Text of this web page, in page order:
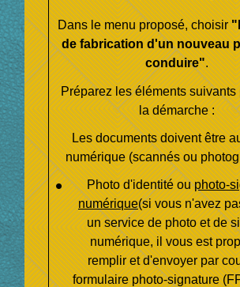
Dans le menu proposé, choisir
de fabrication d'un nouveau
conduire".
Préparez les éléments suivants
la démarche :
Les documents doivent être
numérique (scannés ou
Photo d'identité ouphoto-
numérique(si vous n'avez
un service de photo et de
numérique, il vous est
remplir et d'envoyer par
formulaire photo-signature